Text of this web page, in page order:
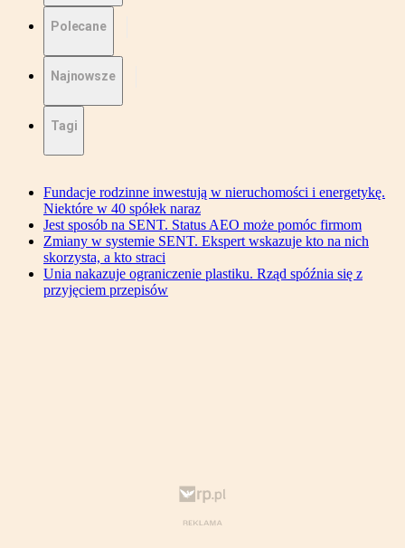
Polecane
Najnowsze
Tagi
Fundacje rodzinne inwestują w nieruchomości i energetykę.
Niektóre w 40 spółek naraz
Jest sposób na SENT. Status AEO może pomóc firmom
Zmiany w systemie SENT. Ekspert wskazuje kto na nich
skorzysta, a kto straci
Unia nakazuje ograniczenie plastiku. Rząd spóźnia się z
przyjęciem przepisów